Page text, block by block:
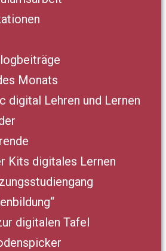
Monats
digital Lehren und Lernen
Kits digitales Lernen
digitalen Tafel